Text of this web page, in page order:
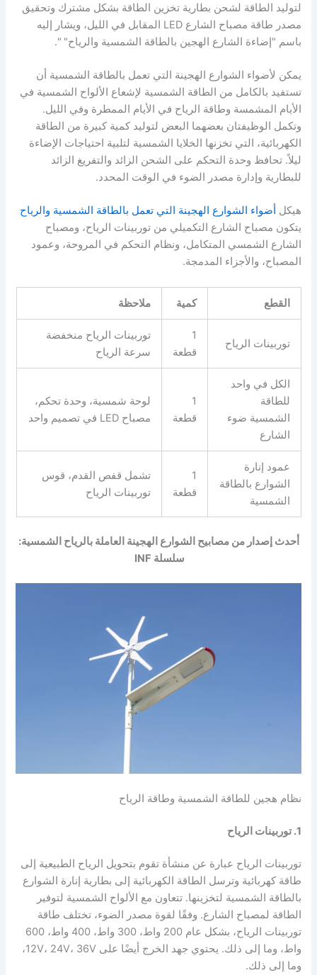
لتوليد الطاقة لشحن بطارية تخزين الطاقة بشكل مشترك وتحقيق
مصدر طاقة مصباح الشارع LED المقابل في الليل، ويشار إليه
باسم "إضاءة الشارع الهجين بالطاقة الشمسية والرياح" ".
يمكن لأضواء الشوارع الهجينة التي تعمل بالطاقة الشمسية أن
تستفيد بالكامل من الطاقة الشمسية لإشعاع الألواح الشمسية في
الأيام المشمسة وطاقة الرياح في الأيام الممطرة وفي الليل.
وتكمل الوظيفتان بعضهما البعض لتوليد كمية كبيرة من الطاقة
الكهربائية، التي تخزنها الخلايا الشمسية لتلبية احتياجات الإضاءة
ليلاً. تحافظ وحدة التحكم على الشحن الزائد والتفريغ الزائد
للبطارية وإدارة مصدر الضوء في الوقت المحدد.
هيكل أضواء الشوارع الهجينة التي تعمل بالطاقة الشمسية والرياح
يتكون مصباح الشارع التكميلي من توربينات الرياح، ومصباح
الشارع الشمسي المتكامل، ونظام التحكم في المروحة، وعمود
المصباح، والأجزاء المدمجة.
القطع كمية ملاحظة
توربينات الرياح
1
قطعة
توربينات الرياح منخفضة
سرعة الرياح
الكل في واحد
للطاقة
الشمسية ضوء
الشارع
1
قطعة
لوحة شمسية، وحدة تحكم،
مصباح LED في تصميم واحد
عمود إنارة
الشوارع بالطاقة
الشمسية
1
قطعة
تشمل قفص القدم، قوس
توربينات الرياح
أحدث إصدار من مصابيح الشوارع الهجينة العاملة بالرياح الشمسية:
سلسلة INF
نظام هجين للطاقة الشمسية وطاقة الرياح
1. توربينات الرياح
توربينات الرياح عبارة عن منشأة تقوم بتحويل الرياح الطبيعية إلى
طاقة كهربائية وترسل الطاقة الكهربائية إلى بطارية إنارة الشوارع
بالطاقة الشمسية لتخزينها. تتعاون مع الألواح الشمسية لتوفير
الطاقة لمصباح الشارع. وفقًا لقوة مصدر الضوء، تختلف طاقة
توربينات الرياح، بشكل عام 200 واط، 300 واط، 400 واط، 600
واط، وما إلى ذلك. يحتوي جهد الخرج أيضًا على 12V، 24V، 36V،
وما إلى ذلك.